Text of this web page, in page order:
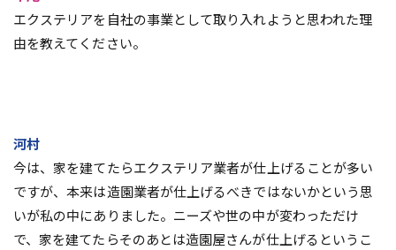
エクステリアを自社の事業として取り入れようと思われた理
由を教えてください。
河村
今は、家を建てたらエクステリア業者が仕上げることが多い
ですが、本来は造園業者が仕上げるべきではないかという思
いが私の中にありました。ニーズや世の中が変わっただけ
で、家を建てたらそのあとは造園屋さんが仕上げるというこ